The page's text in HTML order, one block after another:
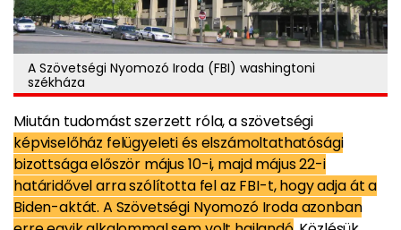
A Szövetségi Nyomozó Iroda (FBI) washingtoni
székháza
Miután tudomást szerzett róla, a szövetségi
képviselőház felügyeleti és elszámoltathatósági
bizottsága először május 10-i, majd május 22-i
határidővel arra szólította fel az FBI-t, hogy adja át a
Biden-aktát. A Szövetségi Nyomozó Iroda azonban